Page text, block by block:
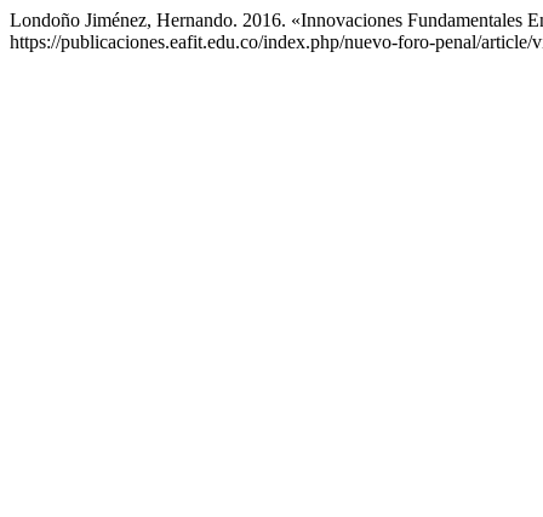
Londoño Jiménez, Hernando. 2016. «Innovaciones Fundamentales
https://publicaciones.eafit.edu.co/index.php/nuevo-foro-penal/article/